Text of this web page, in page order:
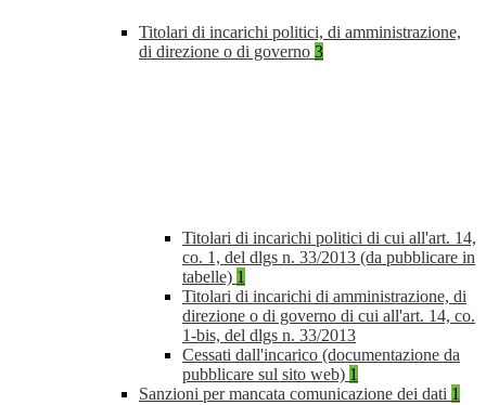
Titolari di incarichi politici, di amministrazione,
di direzione o di governo 3
Titolari di incarichi politici di cui all'art. 14,
co. 1, del dlgs n. 33/2013 (da pubblicare in
tabelle) 1
Titolari di incarichi di amministrazione, di
direzione o di governo di cui all'art. 14, co.
1-bis, del dlgs n. 33/2013
Cessati dall'incarico (documentazione da
pubblicare sul sito web) 1
Sanzioni per mancata comunicazione dei dati 1